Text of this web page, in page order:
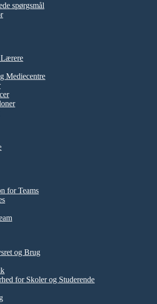
spørgsmål
Lærere
Mediecentre
for Teams
og Brug
for Skoler og Studerende